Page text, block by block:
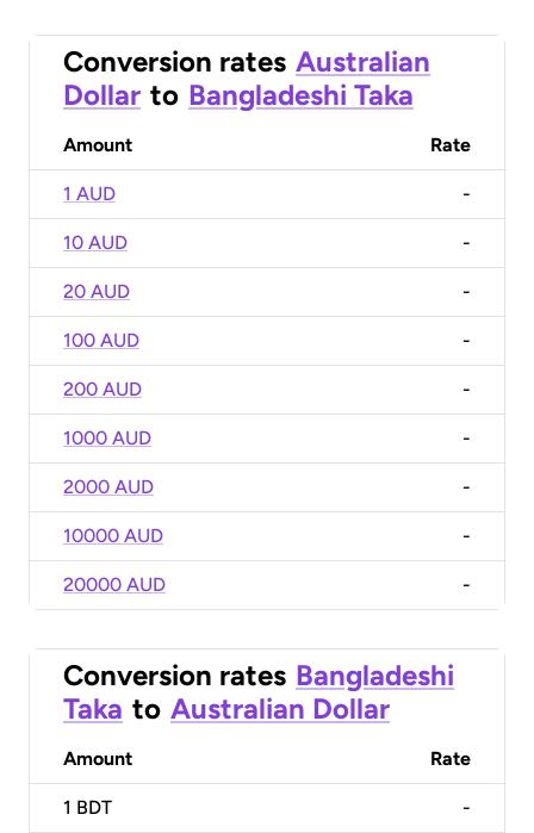
Conversion rates Australian
Dollar to Bangladeshi Taka
Amount Rate
1 AUD -
10 AUD -
20 AUD -
100 AUD -
200 AUD -
1000 AUD -
2000 AUD -
10000 AUD -
20000 AUD -
Conversion rates Bangladeshi
Taka to Australian Dollar
Amount Rate
1 BDT -